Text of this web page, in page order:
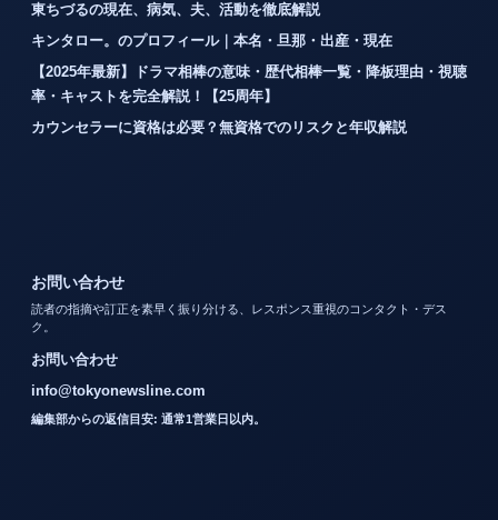
東ちづるの現在、病気、夫、活動を徹底解説
キンタロー。のプロフィール｜本名・旦那・出産・現在
【2025年最新】ドラマ相棒の意味・歴代相棒一覧・降板理由・視聴
率・キャストを完全解説！【25周年】
カウンセラーに資格は必要？無資格でのリスクと年収解説
お問い合わせ
読者の指摘や訂正を素早く振り分ける、レスポンス重視のコンタクト・デス
ク。
お問い合わせ
info@tokyonewsline.com
編集部からの返信目安: 通常1営業日以内。